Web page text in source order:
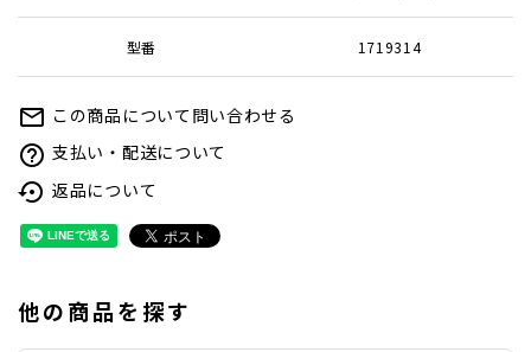
型番 1719314
mail_outline この商品について問い合わせる
help_outline 支払い・配送について
settings_backup_restore 返品について
他の商品を探す